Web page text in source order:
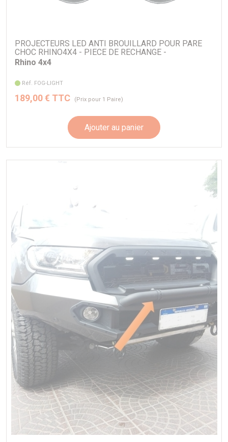
PROJECTEURS LED ANTI BROUILLARD POUR PARE
CHOC RHINO4X4 - PIECE DE RECHANGE -
Rhino 4x4
Réf. FOG-LIGHT
189,00 € TTC (Prix pour 1 Paire)
Ajouter au panier